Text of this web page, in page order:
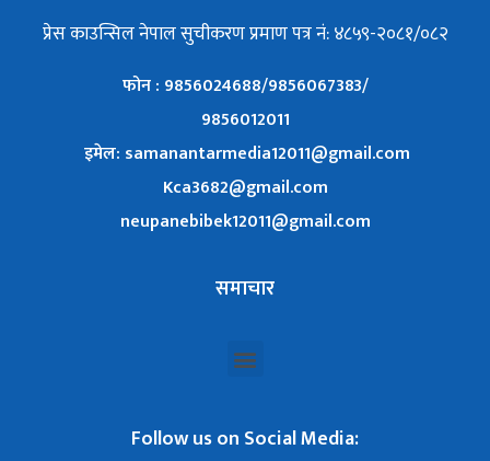
प्रेस काउन्सिल नेपाल सुचीकरण प्रमाण पत्र नं: ४८५९-२०८१/०८२
फोन : 9856024688/9856067383/
9856012011
इमेल: samanantarmedia12011@gmail.com
Kca3682@gmail.com
neupanebibek12011@gmail.com
समाचार
Follow us on Social Media: